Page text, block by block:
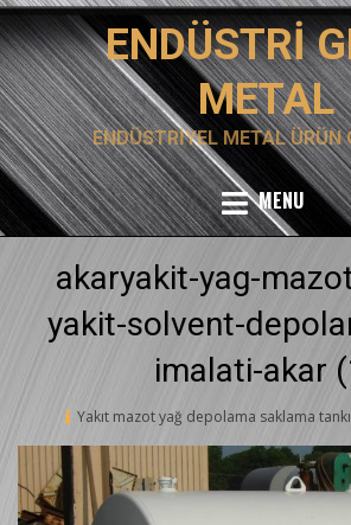
Skip
to
content
ENDÜSTRI
METAL
ENDÜSTRIYEL METAL ÜRÜN
MENU
akaryakit-yag-
yakit-solvent-
imalati-akar
Posted
12 Şubat 2020
Yakıt mazot yağ depolama saklama tankı